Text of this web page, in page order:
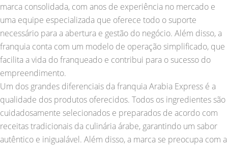
marca consolidada, com anos de experiência no mercado e
uma equipe especializada que oferece todo o suporte
necessário para a abertura e gestão do negócio. Além disso, a
franquia conta com um modelo de operação simplificado, que
facilita a vida do franqueado e contribui para o sucesso do
empreendimento.
Um dos grandes diferenciais da franquia Arabia Express é a
qualidade dos produtos oferecidos. Todos os ingredientes são
cuidadosamente selecionados e preparados de acordo com
receitas tradicionais da culinária árabe, garantindo um sabor
autêntico e inigualável. Além disso, a marca se preocupa com a